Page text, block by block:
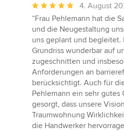
Durchschnittliche
Bewertung:
5
von
5
Sternen
4. August
“Frau Pehlemann hat die
und die Neugestaltung
uns geplant und begleitet.
Grundriss wunderbar auf
zugeschnitten und
Anforderungen an
berücksichtigt. Auch für
Pehlemann ein sehr gutes
gesorgt, dass unsere
Traumwohnung
die Handwerker